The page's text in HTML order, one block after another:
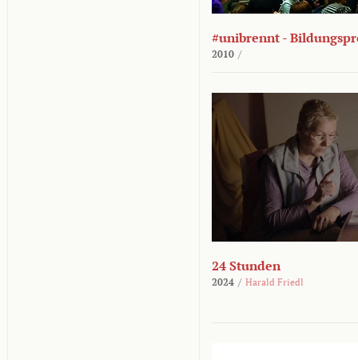
#unibrennt -
2010 /
24 Stunden
2024 / Harald Friedl